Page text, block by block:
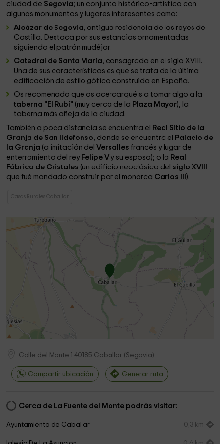
ciudad de Segovia; un conjunto histórico-artístico con
algunos monumentos y lugares interesantes como:
Alcázar de Segovia, antigua residencia de los reyes de
Castilla. Destaca por sus estancias ornamentadas
siguiendo el patrón mudéjar.
Catedral de Santa María, consagrada en el siglo XVIII.
Una de sus características es que se trata de la última
edificación de estilo gótico construida en España.
Os recomenado que os acercarquéis a tomar algo a la
taberna "El Rubí" (muy cerca de la Plaza Mayor), la
taberna más añeja de la ciudad.
También a poca distancia se encuentra el
Real Sitio de la
Granja de San Ildefonso, donde se encuentra el
Palacio de
la Granja (a imitación delVersalles francés y lugar de
enterramiento del rey Felipe V y su esposa); o la Real
Fábrica de Cristales (un edificio neoclásico del siglo XVIII
que fué mandado construir por el monarca Carlos III ).
Casas Rurales Caballar
Calle del Monte,1 40185 Caballar (Segovia)
Compartir ubicación Generar ruta
Cerca de La Fuente del Monte podrás visitar:
Ayuntamiento de Caballar 0,3 km